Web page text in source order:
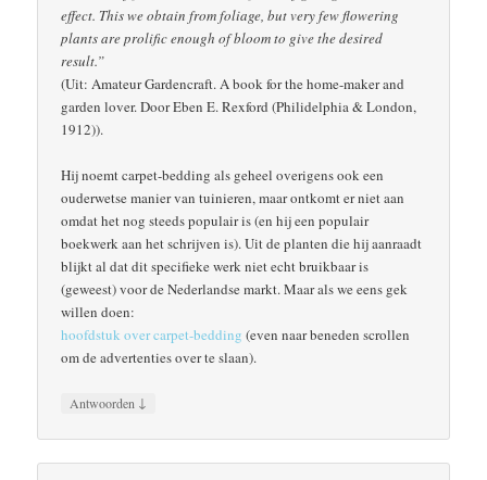
effect. This we obtain from foliage, but very few flowering
plants are prolific enough of bloom to give the desired
result.”
(Uit: Amateur Gardencraft. A book for the home-maker and
garden lover. Door Eben E. Rexford (Philidelphia & London,
1912)).
Hij noemt carpet-bedding als geheel overigens ook een
ouderwetse manier van tuinieren, maar ontkomt er niet aan
omdat het nog steeds populair is (en hij een populair
boekwerk aan het schrijven is). Uit de planten die hij aanraadt
blijkt al dat dit specifieke werk niet echt bruikbaar is
(geweest) voor de Nederlandse markt. Maar als we eens gek
willen doen:
hoofdstuk over carpet-bedding (even naar beneden scrollen
om de advertenties over te slaan).
Antwoorden ↓